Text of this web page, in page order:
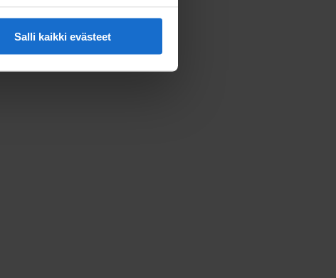
Salli kaikki evästeet